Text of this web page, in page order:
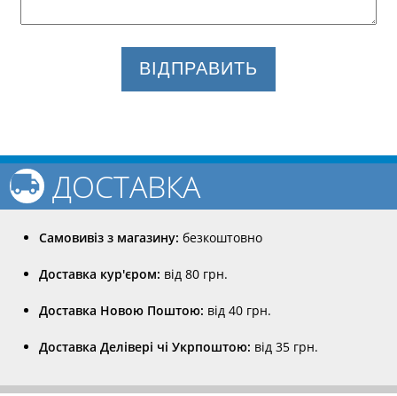
ВІДПРАВИТЬ
ДОСТАВКА
Самовивіз з магазину: безкоштовно
Доставка кур'єром: від 80 грн.
Доставка Новою Поштою: від 40 грн.
Доставка Делівері чі Укрпоштою: від 35 грн.